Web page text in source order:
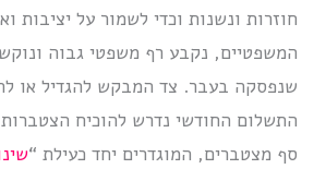
חוזרות ונשנות וכדי לשמור על יציבות
המשפטיים, נקבע רף משפטי גבוה
שנפסקה בעבר. צד המבקש להגדיל או
התשלום החודשי נדרש להוכיח
סף מצטברים, המוגדרים יחד כעילת “